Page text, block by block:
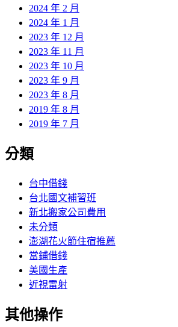
2024 年 2 月
2024 年 1 月
2023 年 12 月
2023 年 11 月
2023 年 10 月
2023 年 9 月
2023 年 8 月
2019 年 8 月
2019 年 7 月
分類
台中借錢
台北國文補習班
新北搬家公司費用
未分類
澎湖花火節住宿推薦
當鋪借錢
美國生產
近視雷射
其他操作